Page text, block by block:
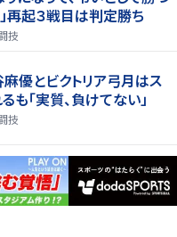
再起３戦目は判定勝ち
技
麻優とビクトリア弓月はス
も「実質、負けてない」
技